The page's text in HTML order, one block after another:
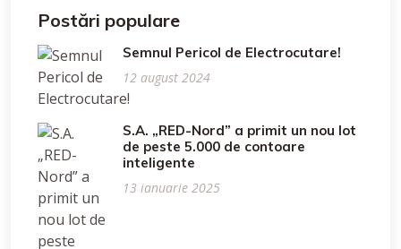
Postări populare
Semnul Pericol de Electrocutare!
12 august 2024
S.A. „RED-Nord” a primit un nou lot
de peste 5.000 de contoare
inteligente
13 ianuarie 2025